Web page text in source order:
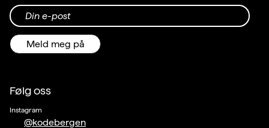
Din e-post
Meld meg på
Følg oss
Instagram
@kodebergen